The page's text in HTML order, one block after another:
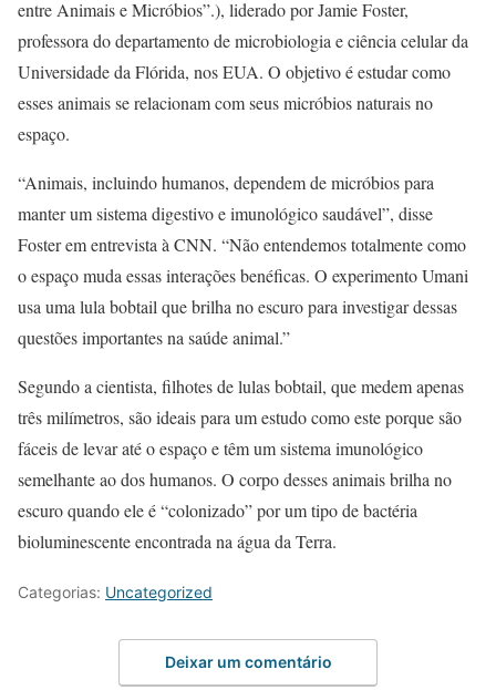
entre Animais e Micróbios”.), liderado por Jamie Foster,
professora do departamento de microbiologia e ciência celular da
Universidade da Flórida, nos EUA. O objetivo é estudar como
esses animais se relacionam com seus micróbios naturais no
espaço.
“Animais, incluindo humanos, dependem de micróbios para
manter um sistema digestivo e imunológico saudável”, disse
Foster em entrevista à CNN. “Não entendemos totalmente como
o espaço muda essas interações benéficas. O experimento Umani
usa uma lula bobtail que brilha no escuro para investigar dessas
questões importantes na saúde animal.”
Segundo a cientista, filhotes de lulas bobtail, que medem apenas
três milímetros, são ideais para um estudo como este porque são
fáceis de levar até o espaço e têm um sistema imunológico
semelhante ao dos humanos. O corpo desses animais brilha no
escuro quando ele é “colonizado” por um tipo de bactéria
bioluminescente encontrada na água da Terra.
Categorias: Uncategorized
Deixar um comentário